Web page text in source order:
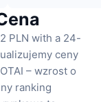
PLN with a 24-
ceny
– wzrost o
ranking